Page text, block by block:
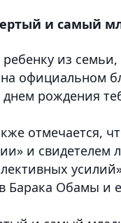
и самый
из
официальном
рождения
отмечается,
и
Барака Обамы и